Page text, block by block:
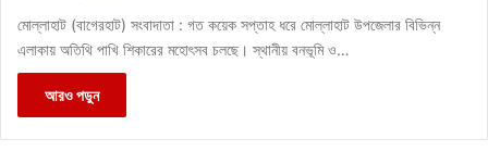
মোল্লাহাট (বাগেরহাট) সংবাদাতা : গত কয়েক সপ্তাহ ধরে মোল্লাহাট উপজেলার বিভিন্ন
এলাকায় অতিথি পাখি শিকারের মহোৎসব চলছে। স্থানীয় বনভূমি ও…
আরও পড়ুন